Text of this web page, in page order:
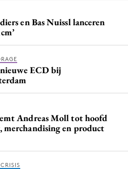
en Bas Nuissl lanceren
ECD bij
Andreas Moll tot hoofd
merchandising en product